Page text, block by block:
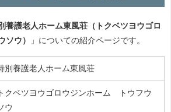
養護老人ホーム東風荘（トクベツヨウゴロ
ウ）
」についての紹介ページです。
別養護老人ホーム東風荘
トクベツヨウゴロウジンホーム トウフウ
ウ